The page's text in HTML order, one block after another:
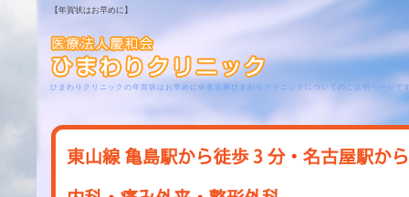
【年賀状はお早めに】
ひまわりクリニックの年賀状はお早めに＠名古屋ひまわりクリニックについてのご説明ページで